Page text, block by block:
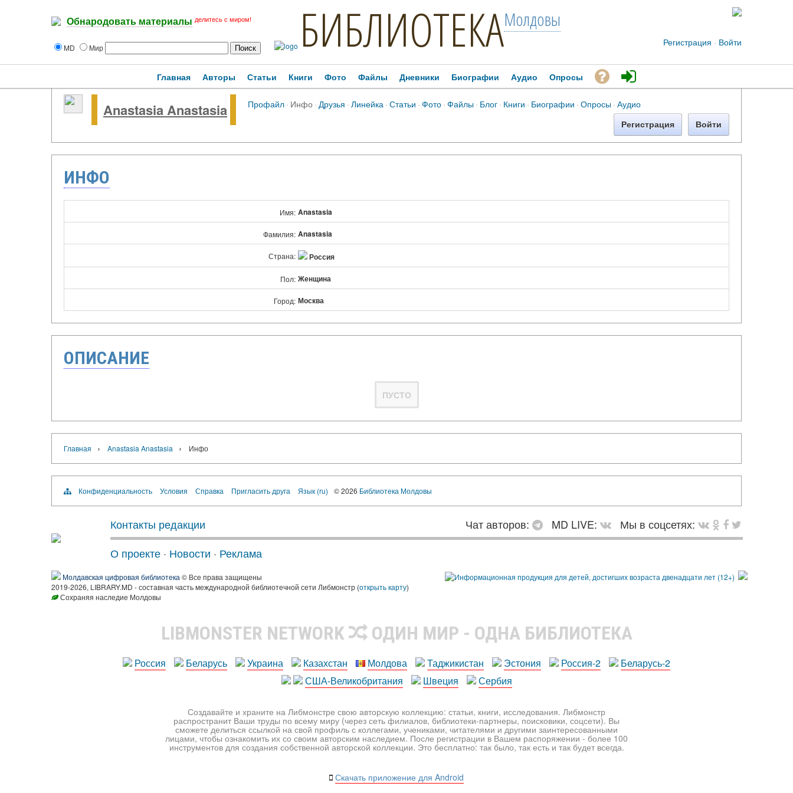
Обнародовать материалы делитесь с миром!
MD Мир БИБЛИОТЕКАМолдовы
Регистрация · Войти
Главная Авторы Статьи Книги Фото Файлы Дневники Биографии Аудио Опросы
Anastasia Anastasia Профайл· Инфо· Друзья ·Линейка ·Статьи ·Фото·Файлы· Блог· Книги · Биографии ·Опросы·Аудио
Регистрация Войти
ИНФО
Имя: Anastasia
Фамилия: Anastasia
Страна: Россия
Пол: Женщина
Город: Москва
ОПИСАНИЕ
ПУСТО
Главная › Anastasia Anastasia › Инфо
Конфиденциальность Условия Справка Пригласить друга Язык (ru) © 2026 Библиотека Молдовы
Контакты редакции Чат авторов: MD LIVE:
Мы в соцсетях:
О проекте · Новости · Реклама
Молдавская цифровая библиотека © Все права защищены
2019-2026, LIBRARY.MD - составная часть международной библиотечной сети Либмонстр (открыть карту)
Сохраняя наследие Молдовы
LIBMONSTER NETWORK ОДИН МИР - ОДНА БИБЛИОТЕКА
Россия Беларусь Украина Казахстан Молдова Таджикистан Эстония Россия-2
Беларусь-2
США-Великобритания
Швеция Сербия
Создавайте и храните на Либмонстре свою авторскую коллекцию: статьи, книги, исследования. Либмонстр
распространит Ваши труды по всему миру (через сеть филиалов, библиотеки-партнеры, поисковики, соцсети). Вы
сможете делиться ссылкой на свой профиль с коллегами, учениками, читателями и другими заинтересованными
лицами, чтобы ознакомить их со своим авторским наследием. После регистрации в Вашем распоряжении - более 100
инструментов для создания собственной авторской коллекции. Это бесплатно: так было, так есть и так будет всегда.
Скачать приложение для Android